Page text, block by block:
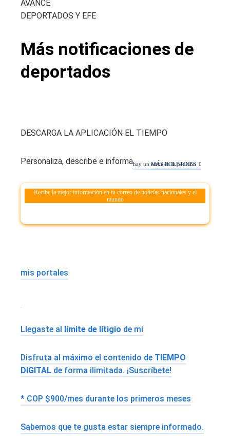
AVANCE
DEPORTADOS Y EFE
Más notificaciones de
deportados
DESCARGA LA APLICACIÓN EL TIEMPO
Personaliza, describe e informa.
Recibe la mejor información en tu correo de noticias nacionales y el
mundo
MÁS BOLETINES
hay un error en la petición
mis portales
Llegaste al límite de litigio de mi
Disfruta al máximo el contenido de TIEMPO
DIGITAL de forma ilimitada. ¡Suscríbete!
* COP $900/mes durante los primeros meses
Sabemos que te gusta estar siempre informado.